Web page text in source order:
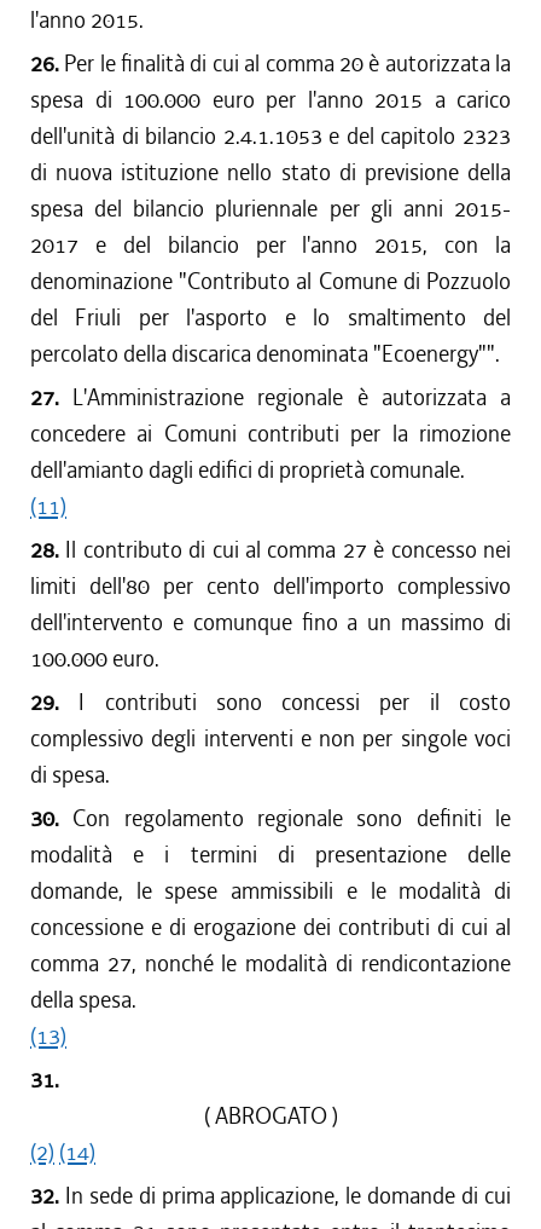
l'anno 2015.
26. Per le finalità di cui al comma 20 è autorizzata la
spesa di 100.000 euro per l'anno 2015 a carico
dell'unità di bilancio 2.4.1.1053 e del capitolo 2323
di nuova istituzione nello stato di previsione della
spesa del bilancio pluriennale per gli anni 2015-
2017 e del bilancio per l'anno 2015, con la
denominazione "Contributo al Comune di Pozzuolo
del Friuli per l'asporto e lo smaltimento del
percolato della discarica denominata "Ecoenergy"".
27. L'Amministrazione regionale è autorizzata a
concedere ai Comuni contributi per la rimozione
dell'amianto dagli edifici di proprietà comunale.
(11)
28. Il contributo di cui al comma 27 è concesso nei
limiti dell'80 per cento dell'importo complessivo
dell'intervento e comunque fino a un massimo di
100.000 euro.
29. I contributi sono concessi per il costo
complessivo degli interventi e non per singole voci
di spesa.
30. Con regolamento regionale sono definiti le
modalità e i termini di presentazione delle
domande, le spese ammissibili e le modalità di
concessione e di erogazione dei contributi di cui al
comma 27, nonché le modalità di rendicontazione
della spesa.
(13)
31.
( ABROGATO )
(2) (14)
32. In sede di prima applicazione, le domande di cui